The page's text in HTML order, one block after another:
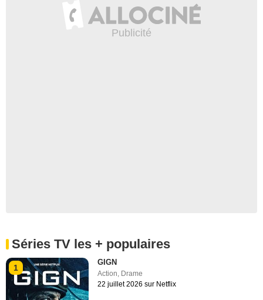
Séries TV les + populaires
1
GIGN
Action, Drame
22 juillet 2026 sur Netflix